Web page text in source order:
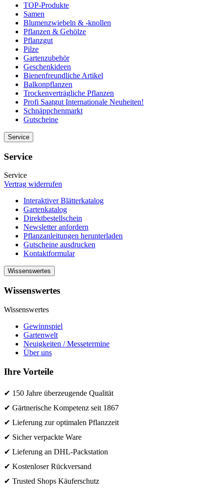
TOP-Produkte
Samen
Blumenzwiebeln & -knollen
Pflanzen & Gehölze
Pflanzgut
Pilze
Gartenzubehör
Geschenkideen
Bienenfreundliche Artikel
Balkonpflanzen
Trockenverträgliche Pflanzen
Profi Saatgut Internationale Neuheiten!
Schnäppchenmarkt
Gutscheine
Service
Service
Service
Vertrag widerrufen
Interaktiver Blätterkatalog
Gartenkatalog
Direktbestellschein
Newsletter anfordern
Pflanzanleitungen herunterladen
Gutscheine ausdrucken
Kontaktformular
Wissenswertes
Wissenswertes
Wissenswertes
Gewinnspiel
Gartenwelt
Neuigkeiten / Messetermine
Über uns
Ihre Vorteile
✔ 150 Jahre überzeugende Qualität
✔ Gärtnerische Kompetenz seit 1867
✔ Lieferung zur optimalen Pflanzzeit
✔ Sicher verpackte Ware
✔ Lieferung an DHL-Packstation
✔ Kostenloser Rückversand
✔ Trusted Shops Käuferschutz